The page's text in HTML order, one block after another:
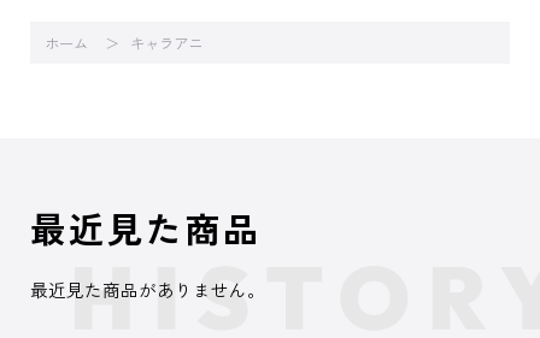
ホーム キャラアニ
最近見た商品
最近見た商品がありません。